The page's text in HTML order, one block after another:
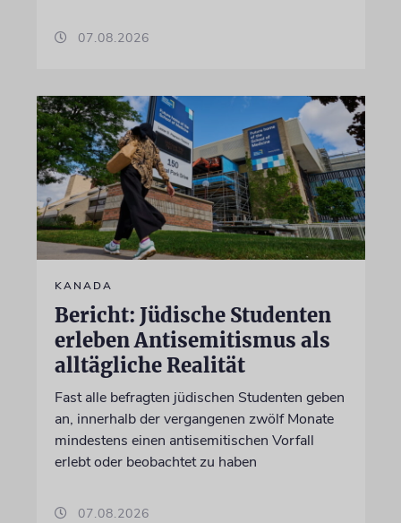
07.08.2026
KANADA
Bericht: Jüdische Studenten
erleben Antisemitismus als
alltägliche Realität
Fast alle befragten jüdischen Studenten geben
an, innerhalb der vergangenen zwölf Monate
mindestens einen antisemitischen Vorfall
erlebt oder beobachtet zu haben
07.08.2026